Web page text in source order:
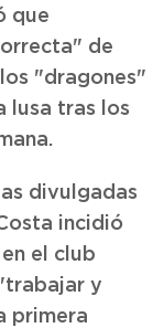
que
de
"dragones"
lusa tras los
divulgadas
incidió
el club
y
primera